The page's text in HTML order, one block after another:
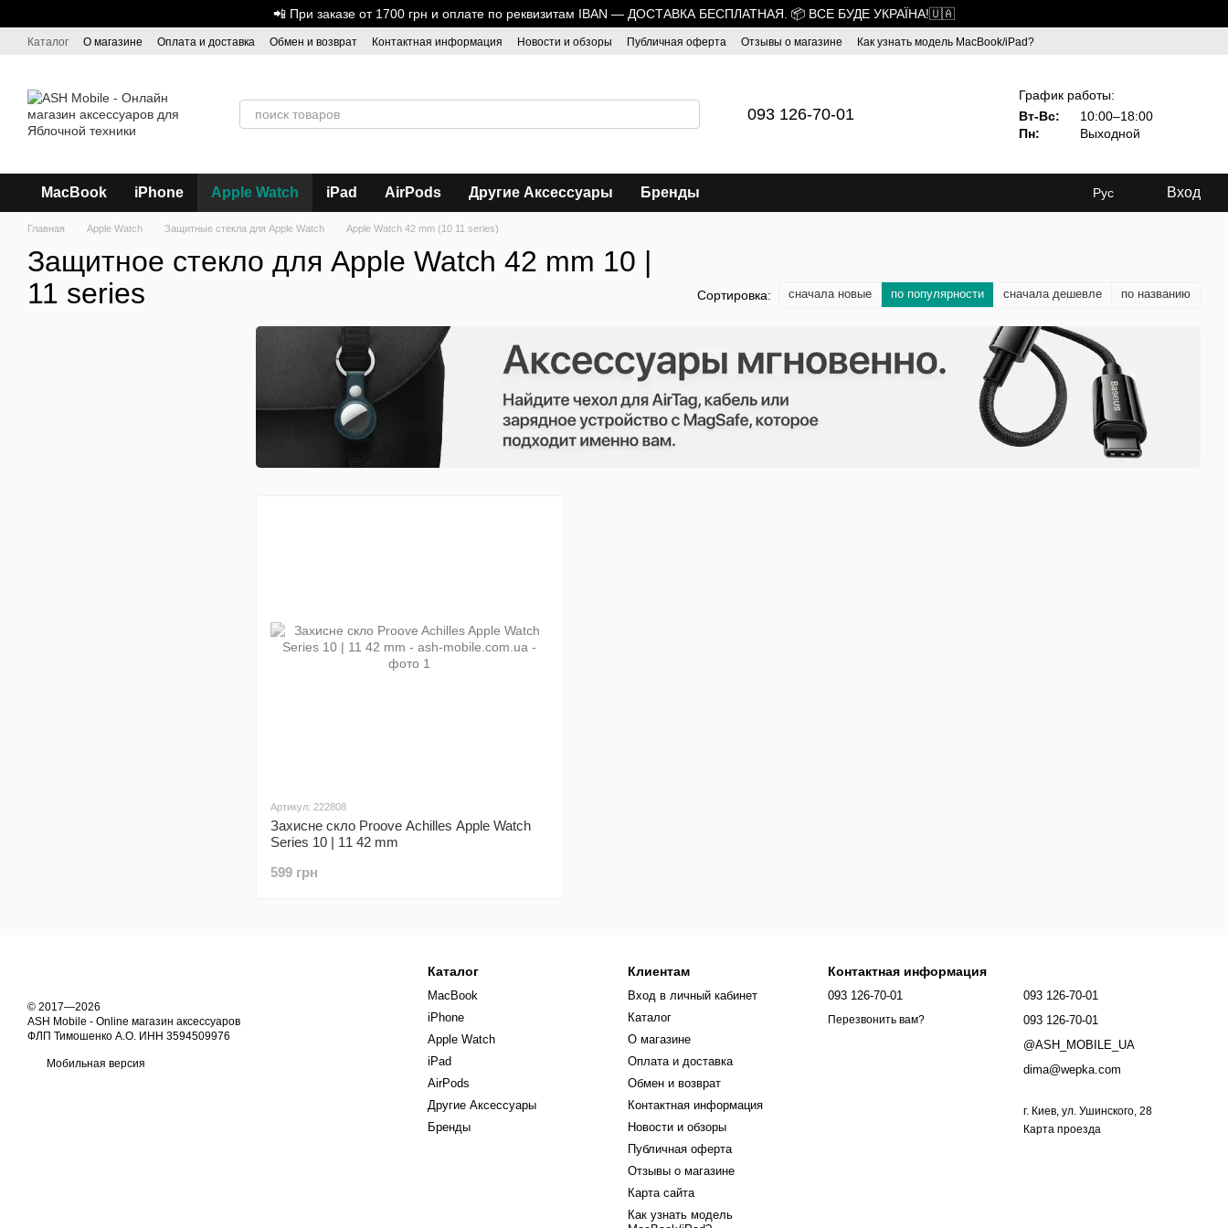
📲 При заказе от 1700 грн и оплате по реквизитам IBAN — ДОСТАВКА БЕСПЛАТНАЯ. 📦 ВСЕ БУДЕ УКРАЇНА!🇺🇦
Каталог О магазине Оплата и доставка Обмен и возврат Контактная информация Новости и обзоры Публичная оферта Отзывы о магазине
Как узнать модель MacBook/iPad?
093 126-70-01
График работы:
Вт-Вс:
10:00–18:00
Пн:
Выходной
MacBook iPhone Apple Watch iPad AirPods Другие Аксессуары Бренды Рус Вход
Главная Apple Watch Защитные стекла для Apple Watch Apple Watch 42 mm (10 11 series)
Защитное стекло для Apple Watch 42 mm 10 |
11 series
Сортировка: сначала новые по популярности сначала дешевле по названию
Артикул: 222808
Захисне скло Proove Achilles Apple Watch
Series 10 | 11 42 mm
599 грн
© 2017—2026
ASH Mobile - Online магазин аксессуаров
ФЛП Тимошенко А.О. ИНН 3594509976
Мобильная версия
Каталог
MacBook
iPhone
Apple Watch
iPad
AirPods
Другие Аксессуары
Бренды
Клиентам
Вход в личный кабинет
Каталог
О магазине
Оплата и доставка
Обмен и возврат
Контактная информация
Новости и обзоры
Публичная оферта
Отзывы о магазине
Карта сайта
Как узнать модель
Контактная информация
093 126-70-01
Перезвонить вам?
093 126-70-01
093 126-70-01
@ASH_MOBILE_UA
dima@wepka.com
г. Киев, ул. Ушинского, 28
Карта проезда